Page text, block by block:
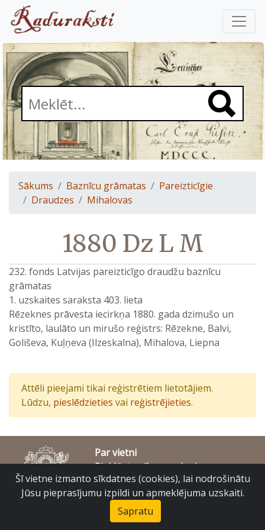
Sākums Baznīcu grāmatas
Pareizticīgie
Draudzes
Mihalovas
1880 Dz L M
232. fonds Latvijas pareizticīgo draudžu baznīcu
grāmatas
1. uzskaites saraksta 403. lieta
Rēzeknes prāvesta iecirkņa 1880. gada dzimušo un
kristīto, laulāto un mirušo reģistrs: Rēzekne, Balvi,
Goliševa, Kuļņeva (Ilzeskalna), Mihalova, Liepna
Attēli pieejami tikai reģistrētiem lietotājiem.
Lūdzu, pieslēdzieties vai reģistrējieties.
Par vietni
Piekļūstamības paziņojums
© Latvijas Valsts vēstures arhīvs 2007-2026
Slokas iela 16, Rīga, LV – 1048
raduraksti@arhivi.gov.lv
Šī vietne izmanto sīkdatnes (cookies), lai nodrošinātu
Jūsu pieprasījumu izpildi un apmeklējuma uzskaiti.
Sapratu